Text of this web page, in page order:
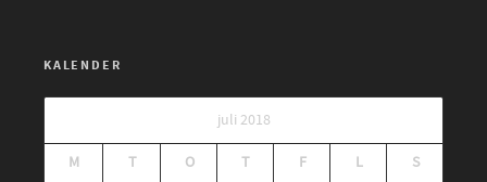
KALENDER
juli 2018
M T O T F L S